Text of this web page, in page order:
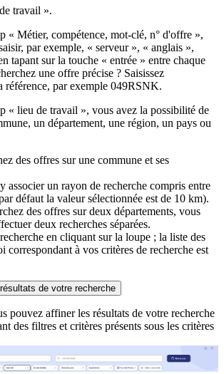
travail ».
« Métier, compétence, mot-clé, n° d'offre »,
par exemple, « serveur », « anglais »,
tapant sur la touche « entrée » entre chaque
une offre précise ? Saisissez
référence, par exemple 049RSNK.
« lieu de travail », vous avez la possibilité de
un département, une région, un pays ou
des offres sur une commune et ses
associer un rayon de recherche compris entre
défaut la valeur sélectionnée est de 10 km).
des offres sur deux départements, vous
deux recherches séparées.
en cliquant sur la loupe ; la liste des
correspondant à vos critères de recherche est
de votre recherche
pouvez affiner les résultats de votre recherche
des filtres et critères présents sous les critères